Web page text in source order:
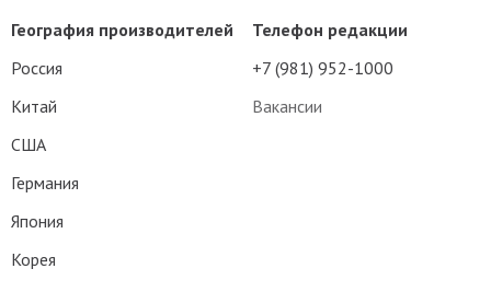
Телефон редакции
+7 (981) 952-1000
Вакансии
География производителей
Россия
Китай
США
Германия
Япония
Корея